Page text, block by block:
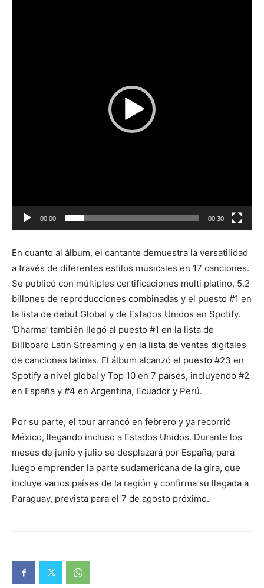
00:00 00:30
En cuanto al álbum, el cantante demuestra la versatilidad
a través de diferentes estilos musicales en 17 canciones.
Se publicó con múltiples certificaciones multi platino, 5.2
billones de reproducciones combinadas y el puesto #1 en
la lista de debut Global y de Estados Unidos en Spotify.
‘Dharma’ también llegó al puesto #1 en la lista de
Billboard Latin Streaming y en la lista de ventas digitales
de canciones latinas. El álbum alcanzó el puesto #23 en
Spotify a nivel global y Top 10 en 7 países, incluyendo #2
en España y #4 en Argentina, Ecuador y Perú.
Por su parte, el tour arrancó en febrero y ya recorrió
México, llegando incluso a Estados Unidos. Durante los
meses de junio y julio se desplazará por España, para
luego emprender la parte sudamericana de la gira, que
incluye varios países de la región y confirma su llegada a
Paraguay, prevista para el 7 de agosto próximo.